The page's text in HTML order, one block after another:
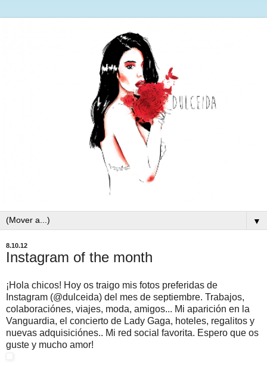
▼
8.10.12
Instagram of the month
¡Hola chicos! Hoy os traigo mis fotos preferidas de
Instagram (@dulceida) del mes de septiembre. Trabajos,
colaboraciónes, viajes, moda, amigos... Mi aparición en la
Vanguardia, el concierto de Lady Gaga, hoteles, regalitos y
nuevas adquisiciónes.. Mi red social favorita. Espero que os
guste y mucho amor!